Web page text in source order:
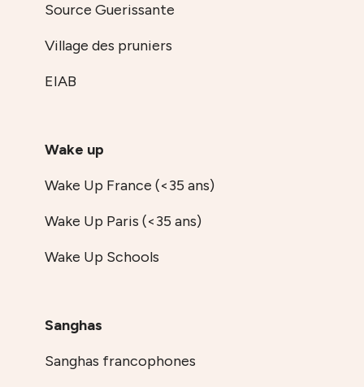
Source Guerissante
Village des pruniers
EIAB
Wake up
Wake Up France (<35 ans)
Wake Up Paris (<35 ans)
Wake Up Schools
Sanghas
Sanghas francophones